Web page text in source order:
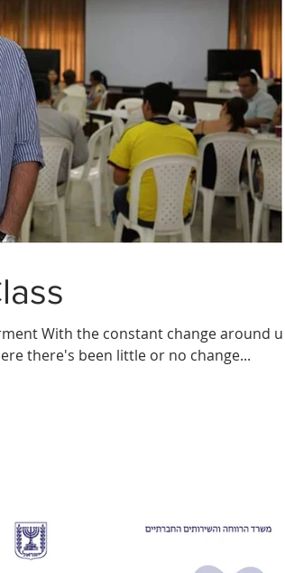
With the constant change around us,
there's been little or no change...